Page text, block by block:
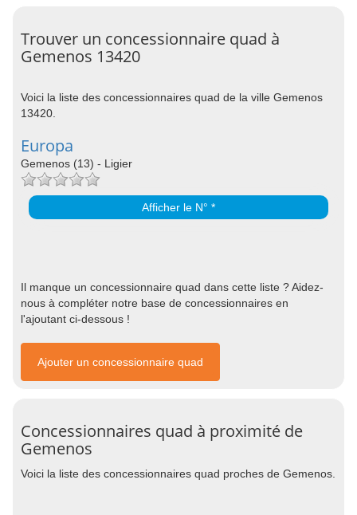
Trouver un concessionnaire quad à
Gemenos 13420
Voici la liste des concessionnaires quad de la ville Gemenos
13420.
Europa
Gemenos (13) - Ligier
Afficher le N° *
Il manque un concessionnaire quad dans cette liste ? Aidez-
nous à compléter notre base de concessionnaires en
l'ajoutant ci-dessous !
Ajouter un concessionnaire quad
Concessionnaires quad à proximité de
Gemenos
Voici la liste des concessionnaires quad proches de Gemenos.